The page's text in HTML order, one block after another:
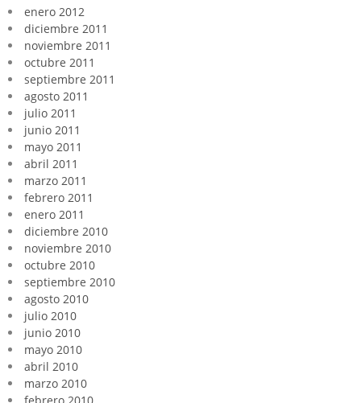
enero 2012
diciembre 2011
noviembre 2011
octubre 2011
septiembre 2011
agosto 2011
julio 2011
junio 2011
mayo 2011
abril 2011
marzo 2011
febrero 2011
enero 2011
diciembre 2010
noviembre 2010
octubre 2010
septiembre 2010
agosto 2010
julio 2010
junio 2010
mayo 2010
abril 2010
marzo 2010